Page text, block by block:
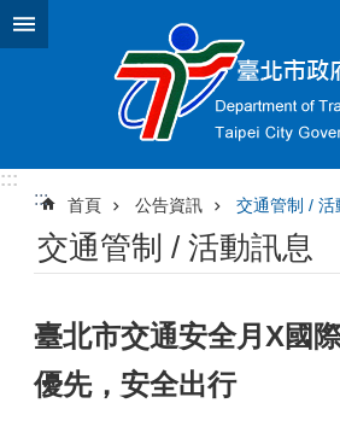
跳到主要內容區塊
:::
:::
首頁 公告資訊 交通管制 / 活
交通管制 / 活動訊息
臺北市交通安全月X國
優先，安全出行